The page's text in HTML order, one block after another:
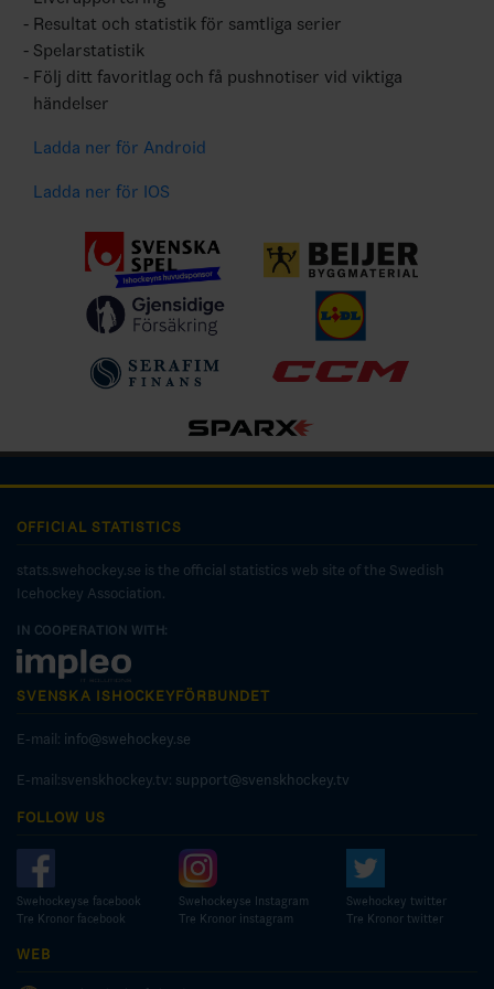
Resultat och statistik för samtliga serier
Spelarstatistik
Följ ditt favoritlag och få pushnotiser vid viktiga
händelser
Ladda ner för Android
Ladda ner för IOS
OFFICIAL STATISTICS
stats.swehockey.se is the official statistics web site of the Swedish
Icehockey Association.
IN COOPERATION WITH:
SVENSKA ISHOCKEYFÖRBUNDET
E-mail: info@swehockey.se
E-mail:svenskhockey.tv: support@svenskhockey.tv
FOLLOW US
Swehockeyse facebook
Tre Kronor facebook
Swehockeyse Instagram
Tre Kronor instagram
Swehockey twitter
Tre Kronor twitter
WEB